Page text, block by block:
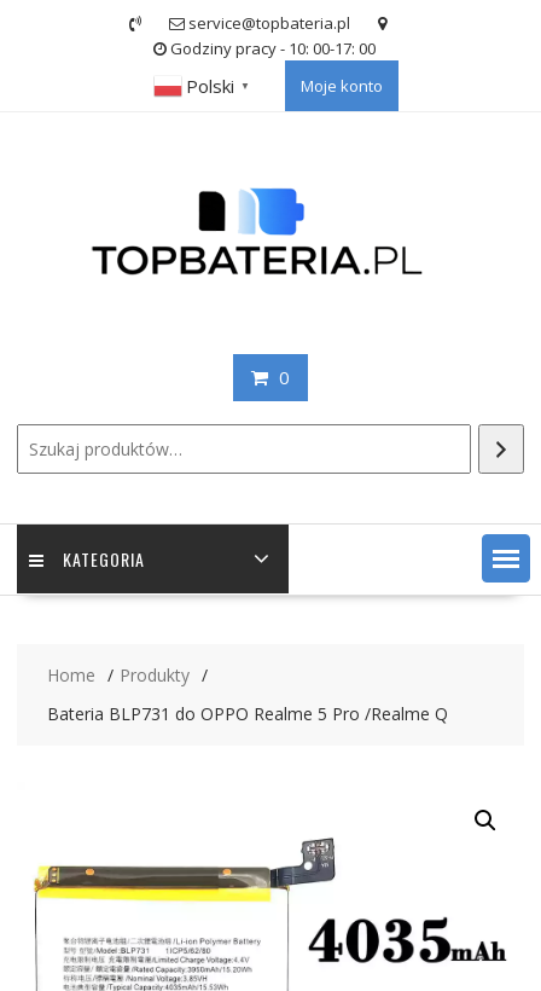
service@topbateria.pl
Godziny pracy - 10: 00-17: 00
Polski ▼ Moje konto
0
KATEGORIA
Home
Produkty
Bateria BLP731 do OPPO Realme 5 Pro /Realme Q